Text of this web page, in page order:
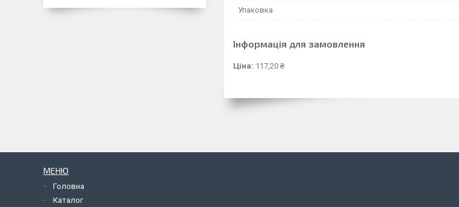
Упаковка
Інформація для замовлення
Ціна: 117,20 ₴
МЕНЮ
Головна
Каталог